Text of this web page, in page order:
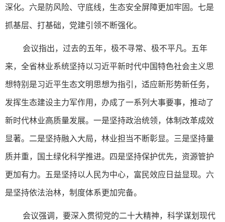
深化。六是防风险、守底线，生态安全屏障更加牢固。七是
抓基层、打基础，党建引领不断强化。
会议指出，过去的五年，极不寻常、极不平凡。五年
来，全省林业系统坚持以习近平新时代中国特色社会主义思
想特别是习近平生态文明思想为指引，适应新形势新任务，
发挥生态建设主力军作用，办成了一系列大事要事，推动了
新时代林业高质量发展。一是坚持政治统领，体制改革成效
显著。二是坚持融入大局，林业担当不断彰显。三是坚持量
质并重，国土绿化科学推进。四是坚持保护优先，资源管护
更加有力。五是坚持以人民为中心，富民效应日益显现。六
是坚持依法治林，制度体系更加完备。
会议强调，要深入贯彻党的二十大精神，科学谋划现代